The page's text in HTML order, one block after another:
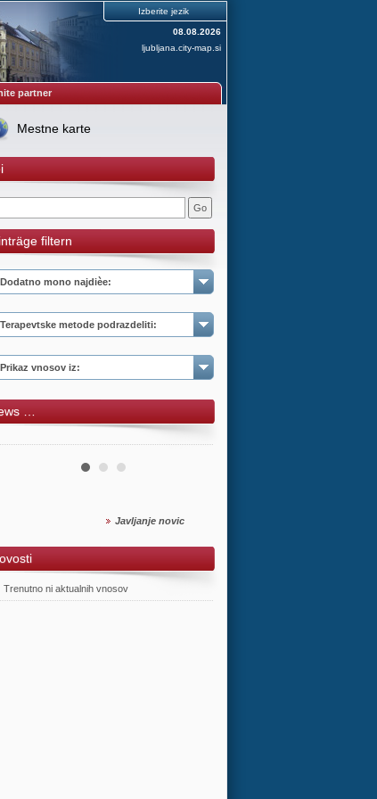
Izberite jezik
08.08.2026
ljubljana.city-map.si
partner
Mestne karte
filtern
Dodatno mono najdièe:
Terapevtske metode podrazdeliti:
Prikaz vnosov iz:
…
Javljanje novic
Trenutno ni aktualnih vnosov